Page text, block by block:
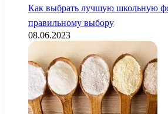
Как выбрать лучшую школьную
правильному выбору
08.06.2023